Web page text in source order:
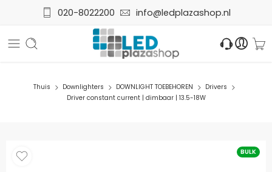
020-8022200 info@ledplazashop.nl
Thuis Downlighters DOWNLIGHT TOEBEHOREN
Drivers
Driver constant current | dimbaar | 13.5-18W
BULK